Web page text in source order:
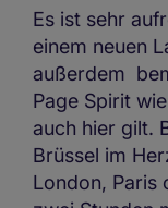
Es ist sehr
einem neuen
außerdem
Page Spirit
auch hier gilt.
Brüssel im
London, Paris